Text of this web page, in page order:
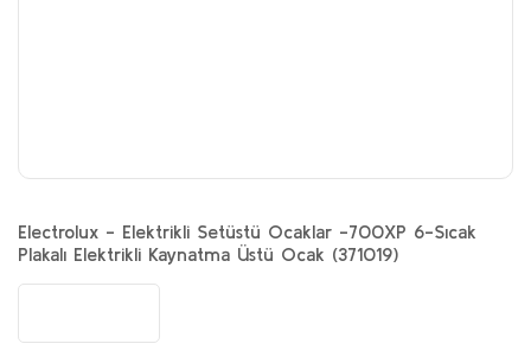
Electrolux - Elektrikli Setüstü Ocaklar -700XP 6-Sıcak
Plakalı Elektrikli Kaynatma Üstü Ocak (371019)